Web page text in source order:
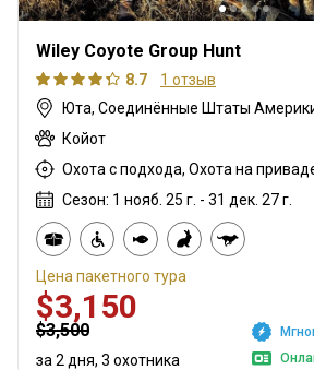
Wiley Coyote Group Hunt
8.7
1 отзыв
Юта, Соединённые Штаты
Койот
Сезон: 1 нояб. 25 г. - 31 дек. 27 г.
Цена пакетного тура
$3,150
$3,500
за 2 дня, 3 охотника